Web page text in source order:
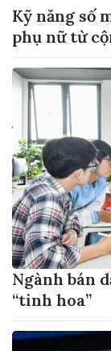
Kỹ năng số
phụ nữ từ
Ngành bán
“tinh hoa”